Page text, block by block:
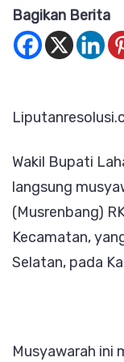
Bagikan Berita
Wakil Bupati
langsung
(Musrenbang)
Kecamatan,
Selatan, pada
Musyawarah ini